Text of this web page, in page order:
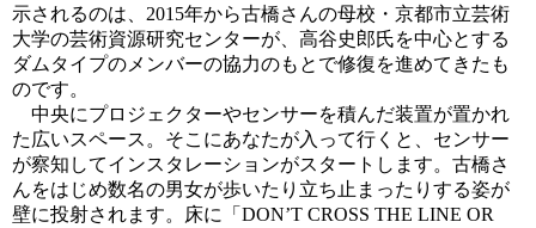
示されるのは、2015年から古橋さんの母校・京都市立芸術
大学の芸術資源研究センターが、高谷史郎氏を中心とする
ダムタイプのメンバーの協力のもとで修復を進めてきたも
のです。
中央にプロジェクターやセンサーを積んだ装置が置かれ
た広いスペース。そこにあなたが入って行くと、センサー
が察知してインスタレーションがスタートします。古橋さ
んをはじめ数名の男女が歩いたり立ち止まったりする姿が
壁に投射されます。床に「DON’T CROSS THE LINE OR